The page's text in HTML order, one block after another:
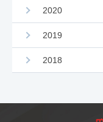
2020
2019
2018